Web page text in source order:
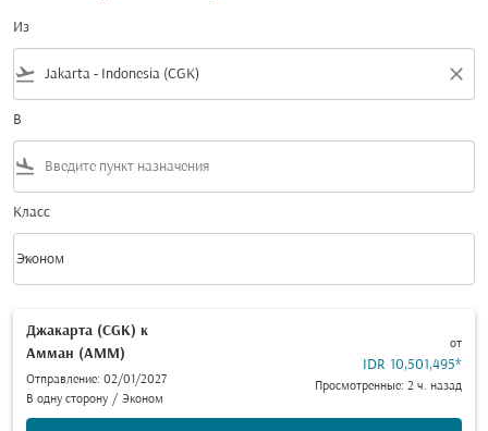
Из
flight_takeoff close
В
flight_land
Класс
Класс option Эконом Selected
Эконом
keyboard_arrow_down
Джакарта (CGK) к
Амман (AMM)
Отправление: 02/01/2027
В одну сторону / Эконом
от
IDR 10,501,495*
Просмотренные: 2 ч. назад